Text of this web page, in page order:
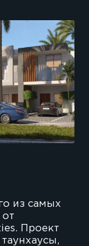
из самых
Проект